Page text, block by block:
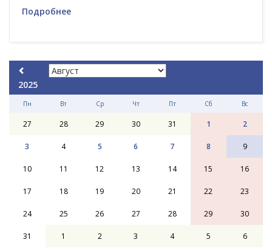
Подробнее
2025
Пн Вт Ср Чт Пт Сб Вс
27 28 29 30 31 1 2
3 4 5 6 7 8 9
10 11 12 13 14 15 16
17 18 19 20 21 22 23
24 25 26 27 28 29 30
31 1 2 3 4 5 6